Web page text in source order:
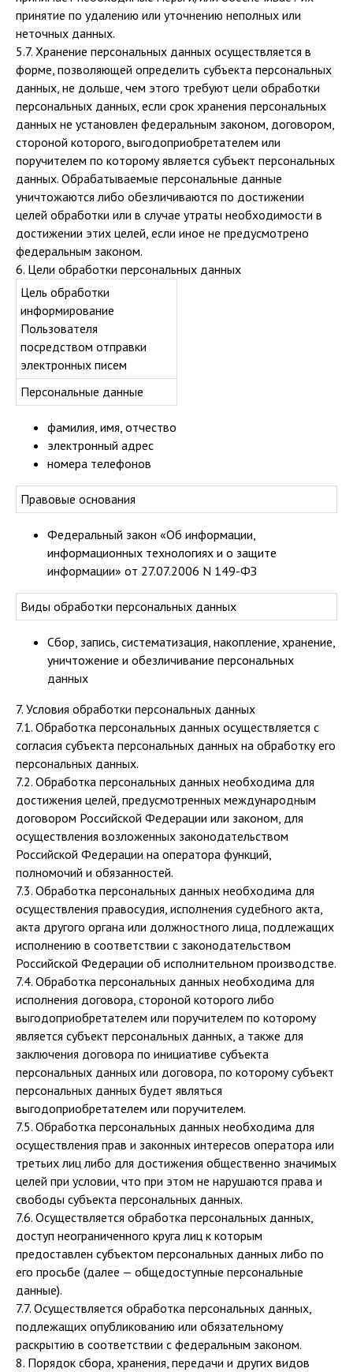
принятие по удалению или уточнению неполных или
неточных данных.
5.7. Хранение персональных данных осуществляется в
форме, позволяющей определить субъекта персональных
данных, не дольше, чем этого требуют цели обработки
персональных данных, если срок хранения персональных
данных не установлен федеральным законом, договором,
стороной которого, выгодоприобретателем или
поручителем по которому является субъект персональных
данных. Обрабатываемые персональные данные
уничтожаются либо обезличиваются по достижении
целей обработки или в случае утраты необходимости в
достижении этих целей, если иное не предусмотрено
федеральным законом.
6. Цели обработки персональных данных
Цель обработки
информирование
Пользователя
посредством отправки
электронных писем
Персональные данные
фамилия, имя, отчество
электронный адрес
номера телефонов
Правовые основания
Федеральный закон «Об информации,
информационных технологиях и о защите
информации» от 27.07.2006 N 149-ФЗ
Виды обработки персональных данных
Сбор, запись, систематизация, накопление, хранение,
уничтожение и обезличивание персональных
данных
7. Условия обработки персональных данных
7.1. Обработка персональных данных осуществляется с
согласия субъекта персональных данных на обработку его
персональных данных.
7.2. Обработка персональных данных необходима для
достижения целей, предусмотренных международным
договором Российской Федерации или законом, для
осуществления возложенных законодательством
Российской Федерации на оператора функций,
полномочий и обязанностей.
7.3. Обработка персональных данных необходима для
осуществления правосудия, исполнения судебного акта,
акта другого органа или должностного лица, подлежащих
исполнению в соответствии с законодательством
Российской Федерации об исполнительном производстве.
7.4. Обработка персональных данных необходима для
исполнения договора, стороной которого либо
выгодоприобретателем или поручителем по которому
является субъект персональных данных, а также для
заключения договора по инициативе субъекта
персональных данных или договора, по которому субъект
персональных данных будет являться
выгодоприобретателем или поручителем.
7.5. Обработка персональных данных необходима для
осуществления прав и законных интересов оператора или
третьих лиц либо для достижения общественно значимых
целей при условии, что при этом не нарушаются права и
свободы субъекта персональных данных.
7.6. Осуществляется обработка персональных данных,
доступ неограниченного круга лиц к которым
предоставлен субъектом персональных данных либо по
его просьбе (далее — общедоступные персональные
данные).
7.7. Осуществляется обработка персональных данных,
подлежащих опубликованию или обязательному
раскрытию в соответствии с федеральным законом.
8. Порядок сбора, хранения, передачи и других видов